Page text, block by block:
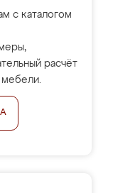
с каталогом
расчёт